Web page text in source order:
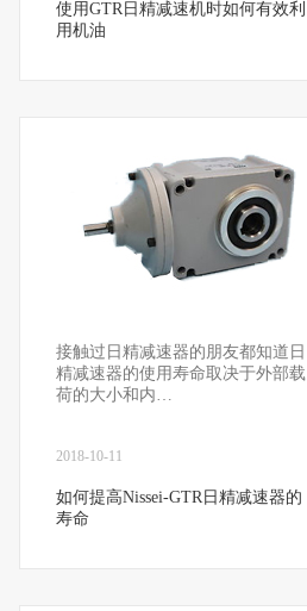
使用GTR日精减速机时如何有效利
用机油
接触过日精减速器的朋友都知道日
精减速器的使用寿命取决于外部载
荷的大小和内…
2018-10-11
如何提高Nissei-GTR日精减速器的
寿命